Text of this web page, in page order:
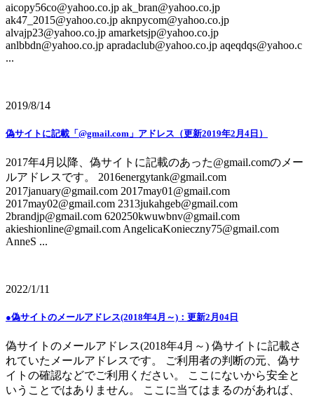
aicopy56co@yahoo.co.jp ak_bran@yahoo.co.jp
ak47_2015@yahoo.co.jp aknpycom@yahoo.co.jp
alvajp23@yahoo.co.jp amarketsjp@yahoo.co.jp
anlbbdn@yahoo.co.jp apradaclub@yahoo.co.jp aqeqdqs@yahoo.c
...
2019/8/14
偽サイトに記載「@gmail.com」アドレス（更新2019年2月4日）
2017年4月以降、偽サイトに記載のあった@gmail.comのメー
ルアドレスです。 2016energytank@gmail.com
2017january@gmail.com 2017may01@gmail.com
2017may02@gmail.com 2313jukahgeb@gmail.com
2brandjp@gmail.com 620250kwuwbnv@gmail.com
akieshionline@gmail.com AngelicaKonieczny75@gmail.com
AnneS ...
2022/1/11
●偽サイトのメールアドレス(2018年4月～)：更新2月04日
偽サイトのメールアドレス(2018年4月～) 偽サイトに記載さ
れていたメールアドレスです。 ご利用者の判断の元、偽サ
イトの確認などでご利用ください。 ここにないから安全と
いうことではありません。 ここに当てはまるのがあれば、